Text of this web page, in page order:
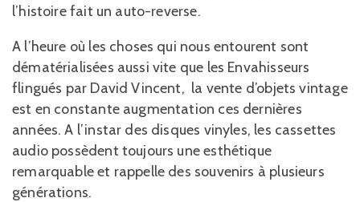
l’histoire fait un auto-reverse.
A l’heure où les choses qui nous entourent sont
dématérialisées aussi vite que les Envahisseurs
flingués par David Vincent, la vente d’objets vintage
est en constante augmentation ces dernières
années. A l’instar des disques vinyles, les cassettes
audio possèdent toujours une esthétique
remarquable et rappelle des souvenirs à plusieurs
générations.